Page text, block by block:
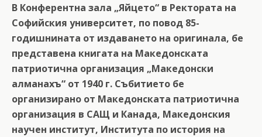
В Конферентна зала „Яйцето“ в Ректората на
Софийския университет, по повод 85-
годишнината от издаването на оригинала, бе
представена книгата на Македонската
патриотична организация „Македонски
алманахъ“ от 1940 г. Събитието бе
организирано от Македонската патриотична
организация в САЩ и Канада, Македонския
научен институт, Института по история на